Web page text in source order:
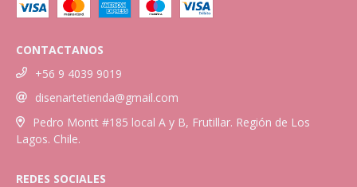
CONTACTANOS
+56 9 4039 9019
disenartetienda@gmail.com
Pedro Montt #185 local A y B, Frutillar. Región de Los
Lagos. Chile.
REDES SOCIALES